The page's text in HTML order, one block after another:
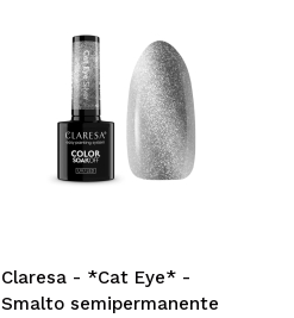
Claresa - *Cat Eye* -
Smalto semipermanente